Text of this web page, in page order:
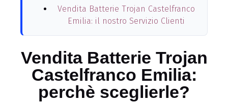
Vendita Batterie Trojan Castelfranco
Emilia: il nostro Servizio Clienti
Vendita Batterie Trojan
Castelfranco Emilia:
perchè sceglierle?